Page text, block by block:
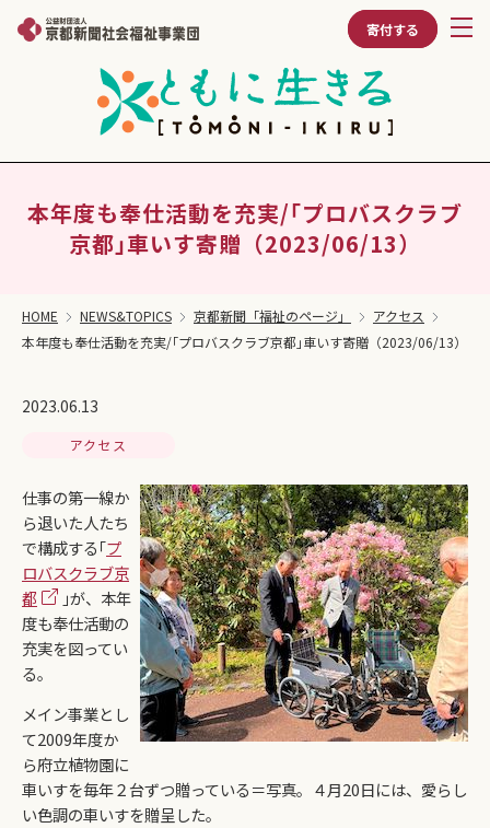
寄付する
本年度も奉仕活動を充実/｢プロバスクラブ
京都｣車いす寄贈（2023/06/13）
HOME NEWS&TOPICS 京都新聞「福祉のページ」
アクセス
本年度も奉仕活動を充実/｢プロバスクラブ京都｣車いす寄贈（2023/06/13）
2023.06.13
アクセス
仕事の第一線か
ら退いた人たち
で構成する｢プ
ロバスクラブ京
都
｣が、本年
度も奉仕活動の
充実を図ってい
る。
メイン事業とし
て2009年度か
ら府立植物園に
車いすを毎年２台ずつ贈っている＝写真。４月20日には、愛らし
い色調の車いすを贈呈した。